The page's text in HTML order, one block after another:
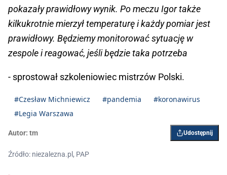
pokazały prawidłowy wynik. Po meczu Igor także
kilkukrotnie mierzył temperaturę i każdy pomiar jest
prawidłowy. Będziemy monitorować sytuację w
zespole i reagować, jeśli będzie taka potrzeba
- sprostował szkoleniowiec mistrzów Polski.
#Czesław Michniewicz #pandemia
#koronawirus
#Legia Warszawa
Autor: tm Udostępnij
Źródło: niezalezna.pl, PAP